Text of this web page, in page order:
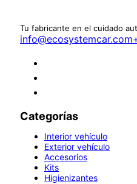
Tu fabricante en el cuidado
info@ecosystemcar.com
Categorías
Interior vehículo
Exterior vehículo
Accesorios
Kits
Higienizantes